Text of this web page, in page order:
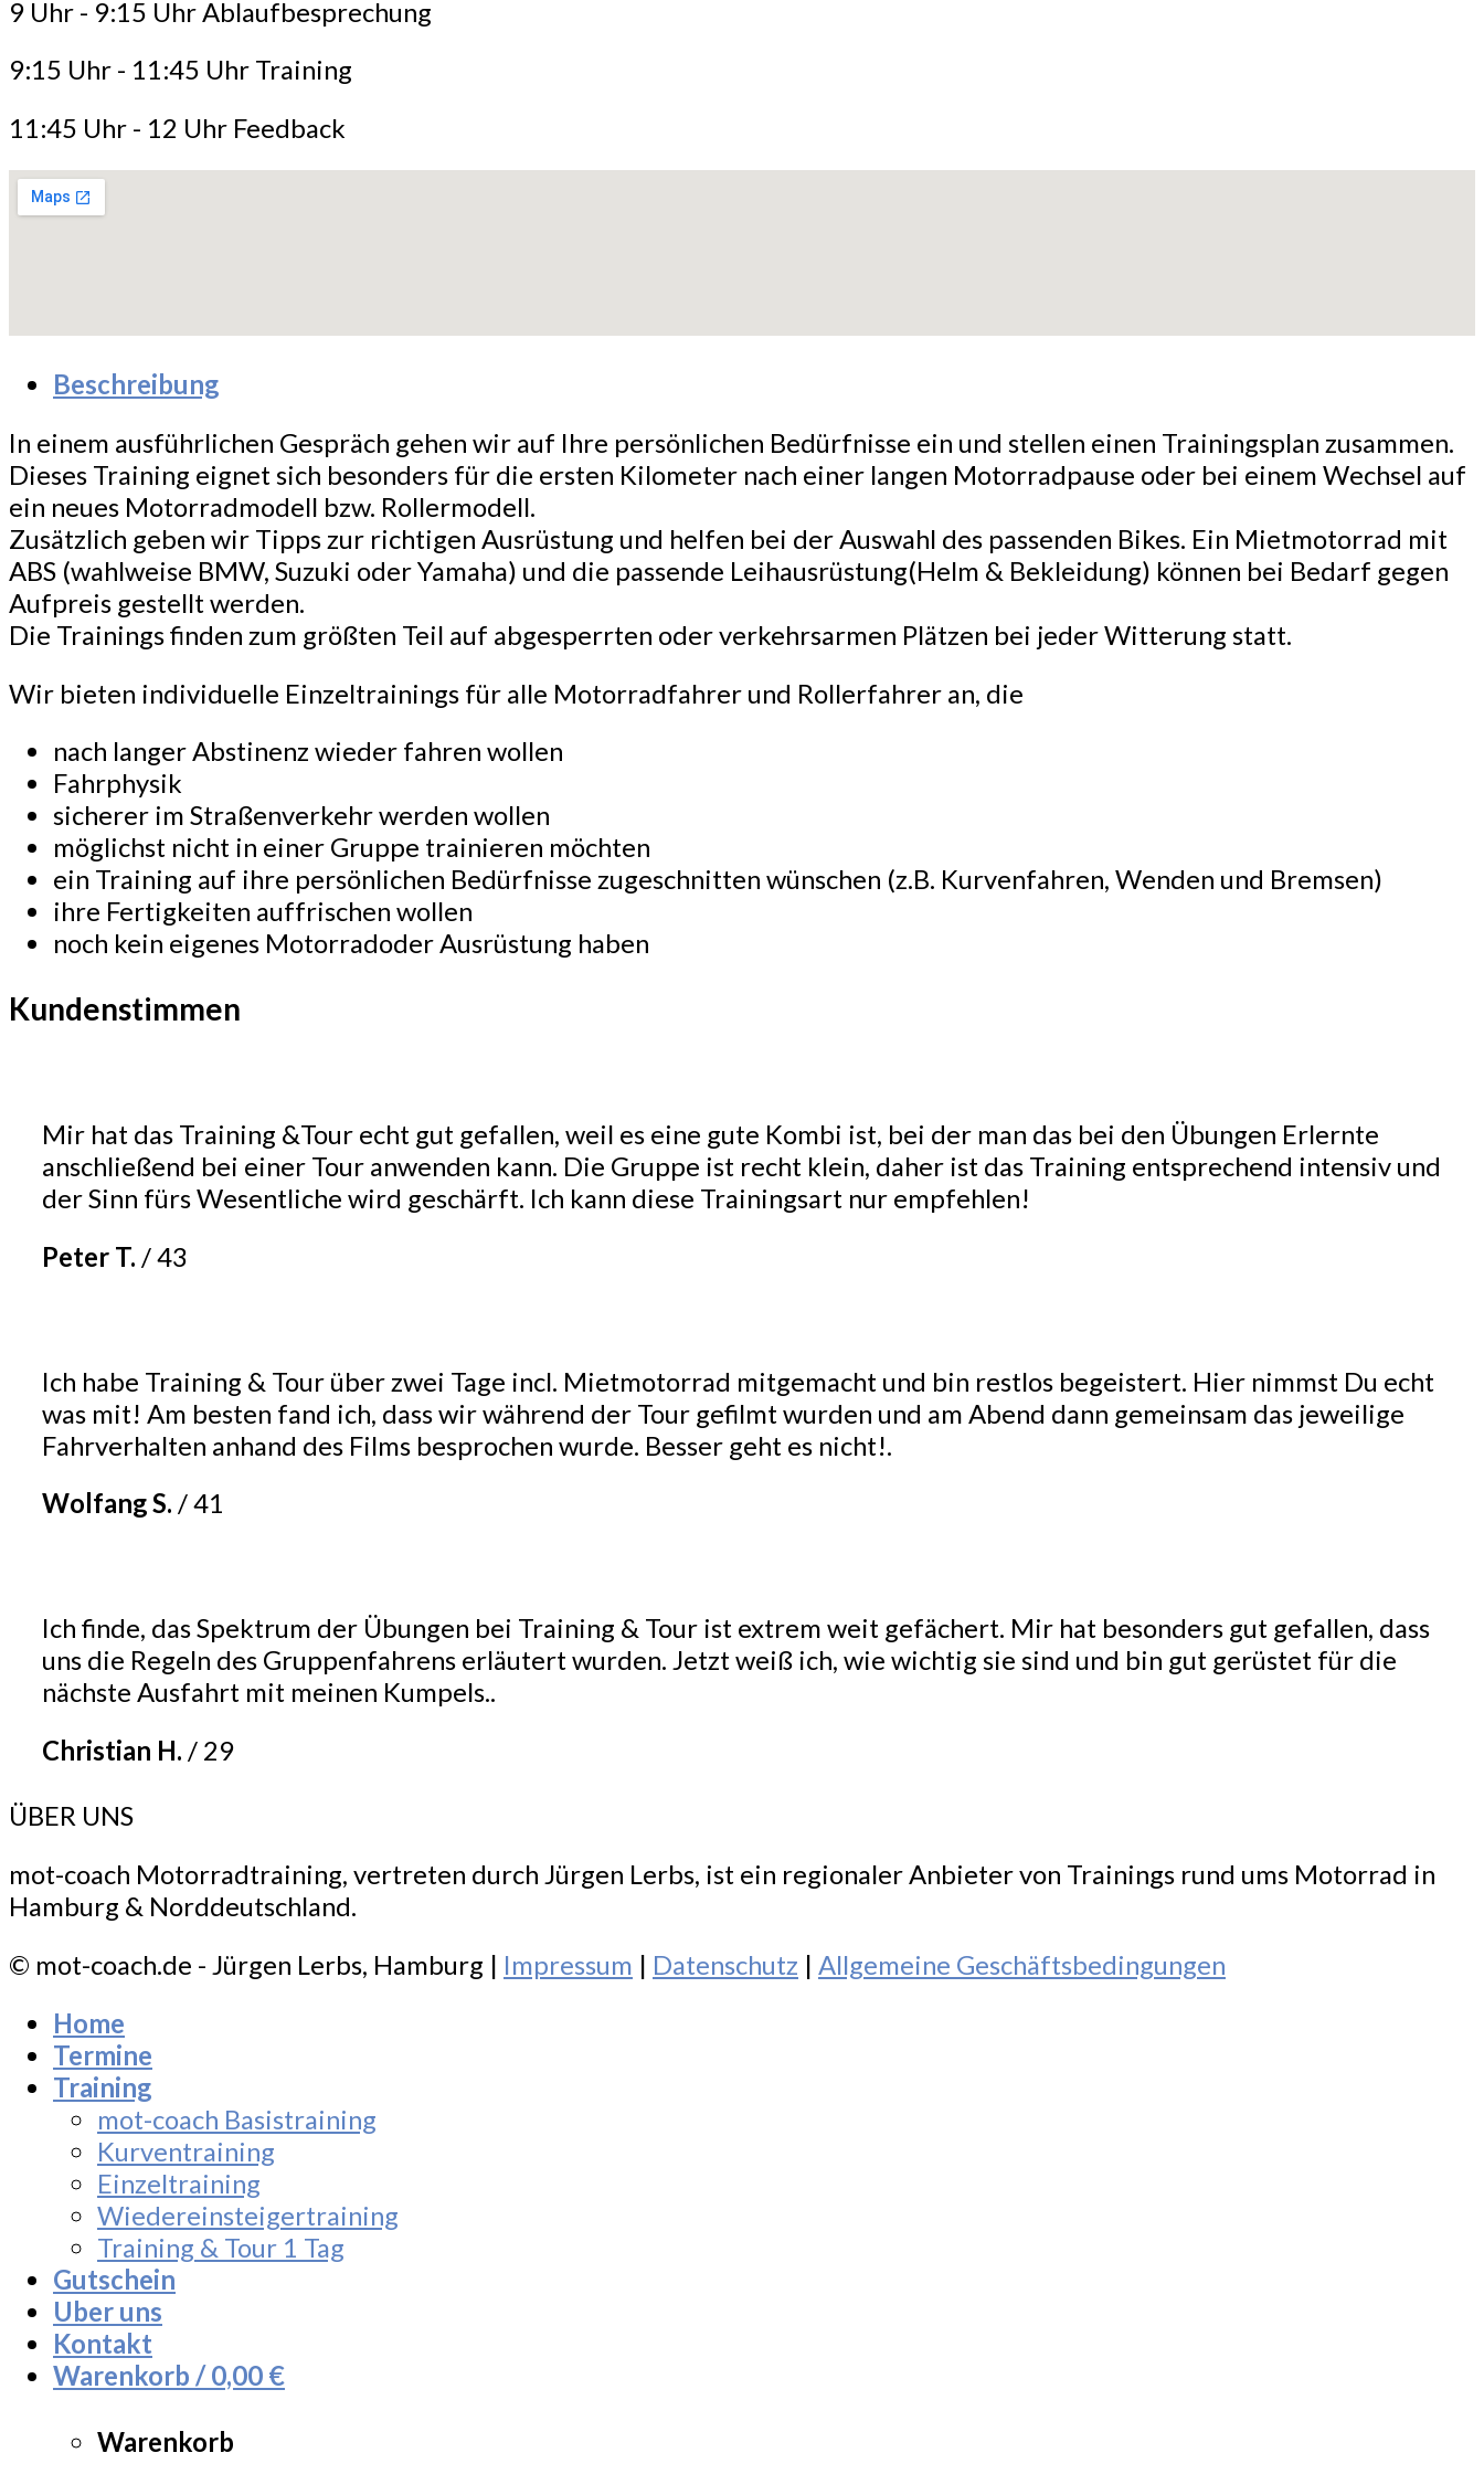
9 Uhr - 9:15 Uhr Ablaufbesprechung
9:15 Uhr - 11:45 Uhr Training
11:45 Uhr - 12 Uhr Feedback
Beschreibung
In einem ausführlichen Gespräch gehen wir auf Ihre persönlichen Bedürfnisse ein und stellen einen Trainingsplan zusammen.
Dieses Training eignet sich besonders für die ersten Kilometer nach einer langen Motorradpause oder bei einem Wechsel auf
ein neues Motorradmodell bzw. Rollermodell.
Zusätzlich geben wir Tipps zur richtigen Ausrüstung und helfen bei der Auswahl des passenden Bikes. Ein Mietmotorrad mit
ABS (wahlweise BMW, Suzuki oder Yamaha) und die passende Leihausrüstung(Helm & Bekleidung) können bei Bedarf gegen
Aufpreis gestellt werden.
Die Trainings finden zum größten Teil auf abgesperrten oder verkehrsarmen Plätzen bei jeder Witterung statt.
Wir bieten individuelle Einzeltrainings für alle Motorradfahrer und Rollerfahrer an, die
nach langer Abstinenz wieder fahren wollen
Fahrphysik
sicherer im Straßenverkehr werden wollen
möglichst nicht in einer Gruppe trainieren möchten
ein Training auf ihre persönlichen Bedürfnisse zugeschnitten wünschen (z.B. Kurvenfahren, Wenden und Bremsen)
ihre Fertigkeiten auffrischen wollen
noch kein eigenes Motorradoder Ausrüstung haben
Kundenstimmen
Mir hat das Training &Tour echt gut gefallen, weil es eine gute Kombi ist, bei der man das bei den Übungen Erlernte
anschließend bei einer Tour anwenden kann. Die Gruppe ist recht klein, daher ist das Training entsprechend intensiv und
der Sinn fürs Wesentliche wird geschärft. Ich kann diese Trainingsart nur empfehlen!
Peter T. /43
Ich habe Training & Tour über zwei Tage incl. Mietmotorrad mitgemacht und bin restlos begeistert. Hier nimmst Du echt
was mit! Am besten fand ich, dass wir während der Tour gefilmt wurden und am Abend dann gemeinsam das jeweilige
Fahrverhalten anhand des Films besprochen wurde. Besser geht es nicht!.
Wolfang S. /41
Ich finde, das Spektrum der Übungen bei Training & Tour ist extrem weit gefächert. Mir hat besonders gut gefallen, dass
uns die Regeln des Gruppenfahrens erläutert wurden. Jetzt weiß ich, wie wichtig sie sind und bin gut gerüstet für die
nächste Ausfahrt mit meinen Kumpels..
Christian H. / 29
ÜBER UNS
mot-coach Motorradtraining, vertreten durch Jürgen Lerbs, ist ein regionaler Anbieter von Trainings rund ums Motorrad in
Hamburg & Norddeutschland.
© mot-coach.de - Jürgen Lerbs, Hamburg | Impressum | Datenschutz | Allgemeine Geschäftsbedingungen
Home
Termine
Training
mot-coach Basistraining
Kurventraining
Einzeltraining
Wiedereinsteigertraining
Training & Tour 1 Tag
Gutschein
Uber uns
Kontakt
Warenkorb /0,00 €
Warenkorb